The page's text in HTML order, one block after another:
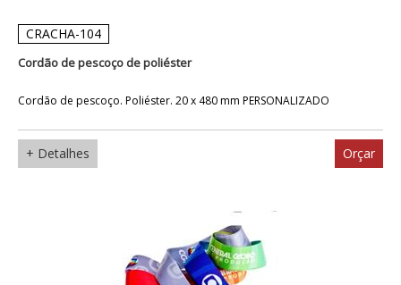
CRACHA-104
Cordão de pescoço de poliéster
Cordão de pescoço. Poliéster. 20 x 480 mm PERSONALIZADO
+ Detalhes Orçar